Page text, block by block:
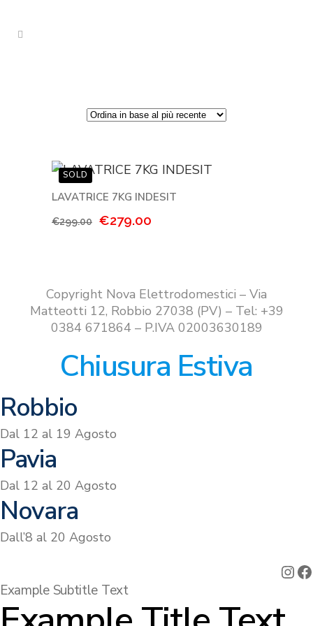
LAVATRICE 7KG INDESIT
€299.00
Il
€299.00.
€279.00
€279.00.
Copyright Nova Elettrodomestici – Via
Matteotti 12, Robbio 27038 (PV) – Tel: +39
0384 671864 – P.IVA 02003630189
Chiusura Estiva
Robbio
Dal 12 al 19 Agosto
Pavia
Dal 12 al 20 Agosto
Novara
Dall’8 al 20 Agosto
Example Subtitle Text